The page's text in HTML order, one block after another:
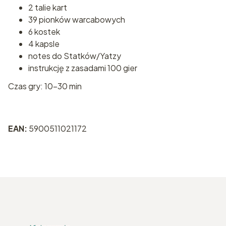
2 talie kart
39 pionków warcabowych
6 kostek
4 kapsle
notes do Statków/Yatzy
instrukcję z zasadami 100 gier
Czas gry: 10-30 min
EAN: 5900511021172